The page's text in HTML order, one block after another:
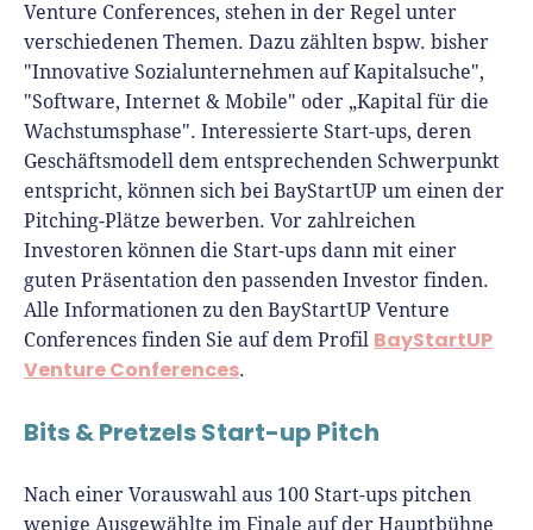
Venture Conferences, stehen in der Regel unter
verschiedenen Themen. Dazu zählten bspw. bisher
"Innovative Sozialunternehmen auf Kapitalsuche",
"Software, Internet & Mobile" oder „Kapital für die
Wachstumsphase". Interessierte Start-ups, deren
Geschäftsmodell dem entsprechenden Schwerpunkt
entspricht, können sich bei BayStartUP um einen der
Pitching-Plätze bewerben. Vor zahlreichen
Investoren können die Start-ups dann mit einer
guten Präsentation den passenden Investor finden.
Alle Informationen zu den BayStartUP Venture
Conferences finden Sie auf dem Profil BayStartUP
Venture Conferences.
Bits & Pretzels Start-up Pitch
Nach einer Vorauswahl aus 100 Start-ups pitchen
wenige Ausgewählte im Finale auf der Hauptbühne